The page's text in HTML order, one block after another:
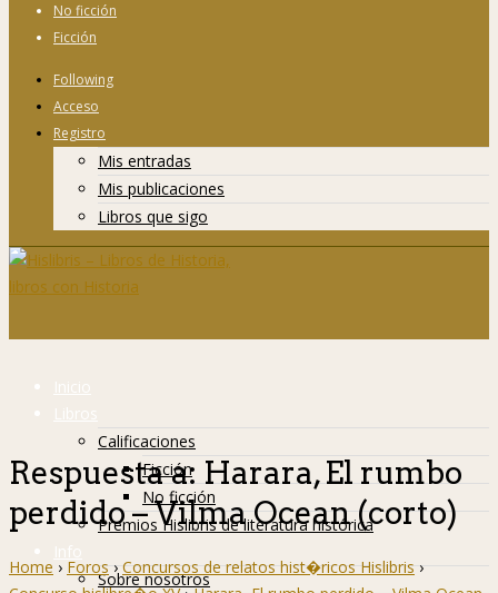
No ficción
Ficción
Following
Acceso
Registro
Mis entradas
Mis publicaciones
Libros que sigo
Inicio
Libros
Calificaciones
Ficción
No ficción
Premios Hislibris de literatura histórica
Info
Sobre nosotros
Respuesta a: Harara, El rumbo
perdido – Vilma Ocean (corto)
Home › Foros › Concursos de relatos hist�ricos Hislibris ›